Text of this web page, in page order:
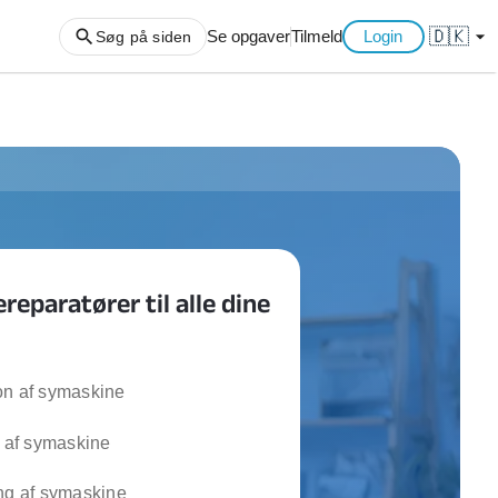
af køkken
Søg på siden Se opgaverTilmeld Login 🇩🇰 arrow_drop_down
til alle dine
af symaskine
symaskine
af symaskine